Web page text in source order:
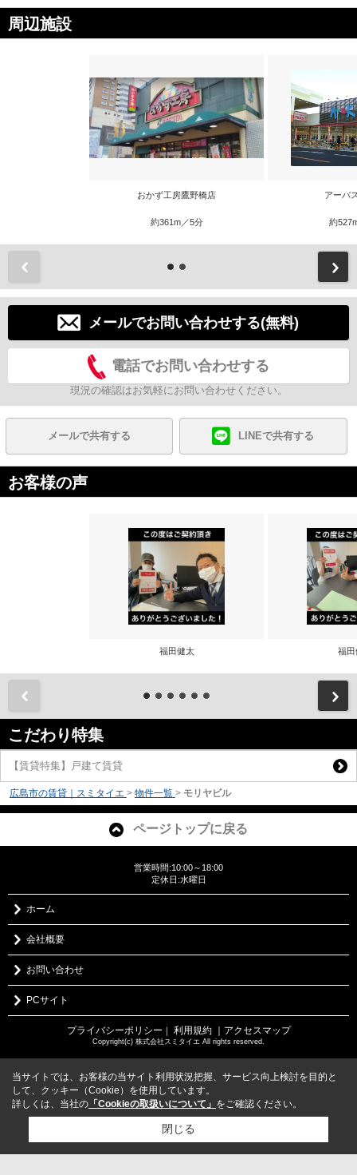
周辺施設
おかず工房鷹野橋店
約361m／5分
アーバ
約
メールでお問い合わせする(無料)
電話でお問い合わせする
現況の確認はお気軽にお問い合わせください。
メールで共有する LINEで共有する
お客様の声
福田健太 福田
こだわり特集
【賃貸特集】戸建て賃貸
広島市の賃貸｜スミタイエ > 物件一覧 > モリヤビル
ページトップに戻る
営業時間:10:00～18:00
定休日:水曜日
ホーム
会社概要
お問い合わせ
PCサイト
プライバシーポリシー 利用規約 ｜アクセスマップ
Copyright(c) 株式会社スミタイエ All rights reserved.
当サイトでは、お客様の当サイト利用状況把握、サービス向上検討を目的と
して、クッキー（Cookie）を使用しています。
詳しくは、当社の 「Cookieの取扱いについて」 をご確認ください。
閉じる